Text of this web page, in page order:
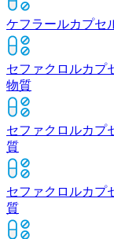
ケフラールカプセ
セファクロルカプ
物質
セファクロルカプ
質
セファクロルカプ
質